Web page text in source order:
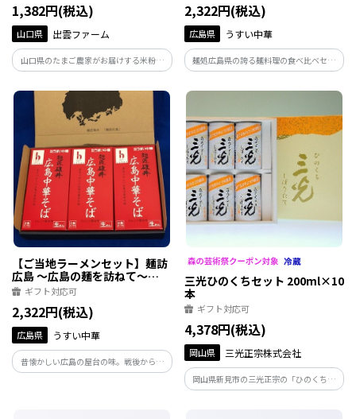
1,382円(税込)
山口県 出雲ファーム
山口県のたまご農家がお届けする米粉の
焼き菓子 自社生産の鶏卵米たまごと、国
産米粉でおいしく焼き上げたグルテンフ
リーのバウムクーヘン
2,322円(税込)
広島県 うすい中華
麺処広島県の誇る麺料理の食べ比べセッ
ト。昔懐かしい広島ラーメン、平打ち麺と
背脂が特徴の尾道ラーメン、広島発祥辛さ
ねた気持ちになって下さい。
【ご当地ラーメンセット】麺訪
広島 ～広島の麺を訪ねて～
HHHギフト対応可
2,322円(税込)
広島県 うすい中華
昔懐かしい広島の屋台の味。戦後から愛
される広島ラーメンを堪能出来ます。麺は
三光ひのくちセット 200ml×10
本
ギフト対応可
4,378円(税込)
岡山県 三光正宗株式会社
岡山県新見市の三光正宗の「ひのくち」
をぜひお楽しみください！丁寧に醸した